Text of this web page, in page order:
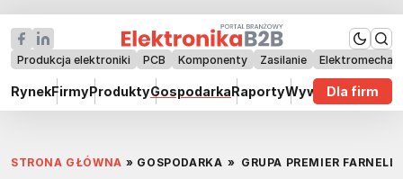
Produkcja elektroniki PCB Komponenty Zasilanie
RynekFirmyProduktyGospodarkaRaportyWywiadyDla firm
STRONA GŁÓWNA » GOSPODARKA » GRUPA PREMIER